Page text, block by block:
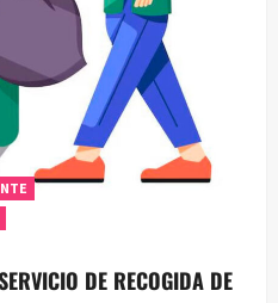
DE RECOGIDA DE